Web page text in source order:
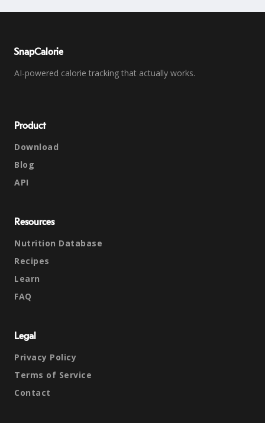
SnapCalorie
AI-powered calorie tracking that actually works.
Product
Download
Blog
API
Resources
Nutrition Database
Recipes
Learn
FAQ
Legal
Privacy Policy
Terms of Service
Contact